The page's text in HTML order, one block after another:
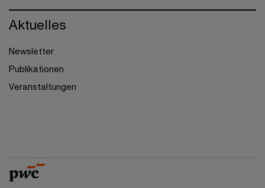
Aktuelles
Newsletter
Publikationen
Veranstaltungen